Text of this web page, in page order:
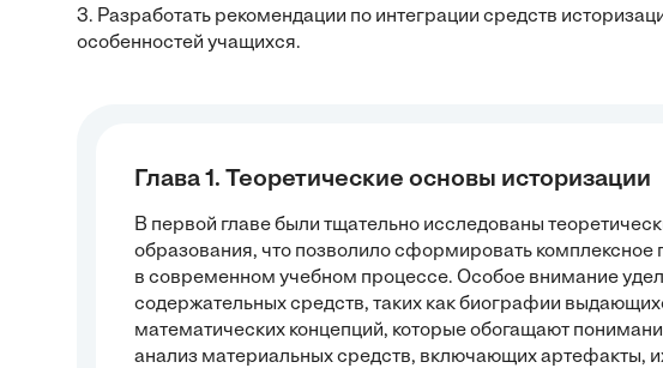
3. Разработать рекомендации по интеграции средств
особенностей учащихся.
Глава 1. Теоретические основы историзации
В первой главе были тщательно исследованы
образования, что позволило сформировать комплексное
в современном учебном процессе. Особое внимание
содержательных средств, таких как биографии
математических концепций, которые обогащают
анализ материальных средств, включающих артефакты,